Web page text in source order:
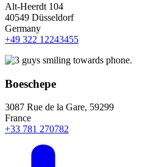
Alt-Heerdt 104
40549 Düsseldorf
Germany
+49 322 12243455
Boeschepe
3087 Rue de la Gare, 59299
France
+33 781 270782